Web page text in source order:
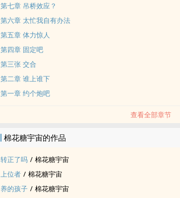
但是私下里靠和隔壁校的黑卷这个‍炮‎友‌左爱获得精神上的愉悦
设定颂是很忙事情很多很多人敬仰的学生会长
卷是隔壁学校工科大神，但是独行侠
颂本是1 不过遇上了卷
彼此草出感情的故事
第七章 吊桥效应？
第六章 太忙我自有办法
第五章 体力惊人
第四章 固定吧
第三张 交合
第二章 谁上谁下
第一章 约个炮吧
查看全部章节
棉花糖宇宙的作品
转正了吗 / 棉花糖宇宙
上位者 / 棉花糖宇宙
养的孩子 / 棉花糖宇宙